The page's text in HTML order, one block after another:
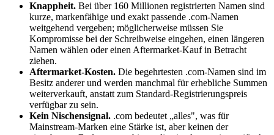
Knappheit. Bei über 160 Millionen registrierten Namen sind
kurze, markenfähige und exakt passende .com-Namen
weitgehend vergeben; möglicherweise müssen Sie
Kompromisse bei der Schreibweise eingehen, einen längeren
Namen wählen oder einen Aftermarket-Kauf in Betracht
ziehen.
Aftermarket-Kosten. Die begehrtesten .com-Namen sind im
Besitz anderer und werden manchmal für erhebliche Summen
weiterverkauft, anstatt zum Standard-Registrierungspreis
verfügbar zu sein.
Kein Nischensignal. .com bedeutet „alles", was für
Mainstream-Marken eine Stärke ist, aber keinen der